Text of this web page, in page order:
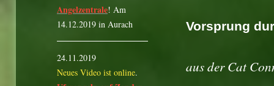
Vorsprung
aus der Cat
Angelzentrale! Am
14.12.2019 in Aurach
24.11.2019
Neues Video ist online.